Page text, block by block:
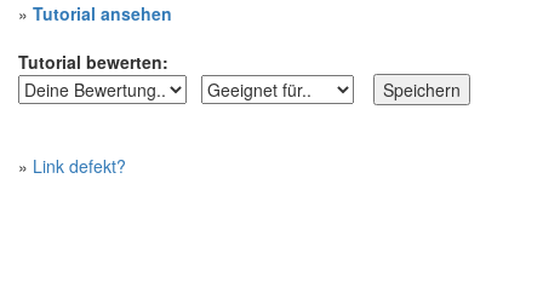
» Tutorial ansehen
Tutorial bewerten:
» Link defekt?